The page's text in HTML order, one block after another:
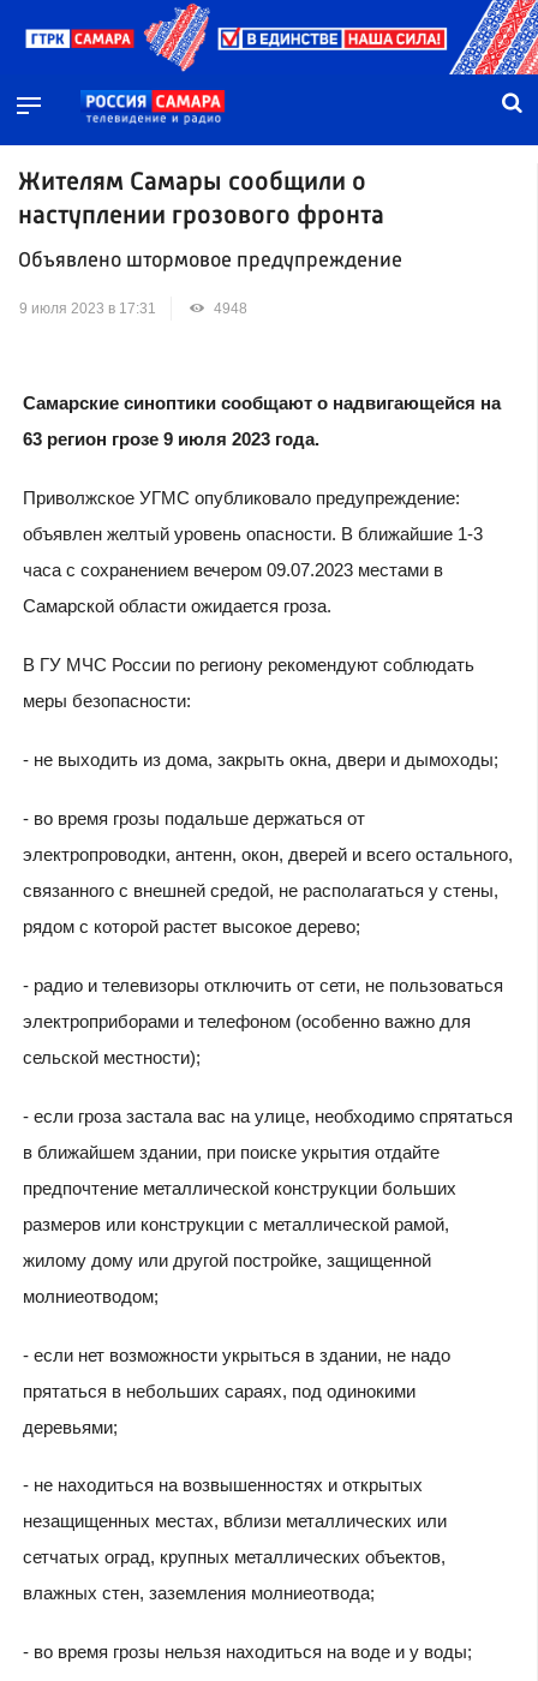
Жителям Самары сообщили о
наступлении грозового фронта
Объявлено штормовое предупреждение
9 июля 2023 в 17:31 4948
Самарские синоптики сообщают о надвигающейся на
63 регион грозе 9 июля 2023 года.
Приволжское УГМС опубликовало предупреждение:
объявлен желтый уровень опасности. В ближайшие 1-3
часа с сохранением вечером 09.07.2023 местами в
Самарской области ожидается гроза.
В ГУ МЧС России по региону рекомендуют соблюдать
меры безопасности:
- не выходить из дома, закрыть окна, двери и дымоходы;
- во время грозы подальше держаться от
электропроводки, антенн, окон, дверей и всего остального,
связанного с внешней средой, не располагаться у стены,
рядом с которой растет высокое дерево;
- радио и телевизоры отключить от сети, не пользоваться
электроприборами и телефоном (особенно важно для
сельской местности);
- если гроза застала вас на улице, необходимо спрятаться
в ближайшем здании, при поиске укрытия отдайте
предпочтение металлической конструкции больших
размеров или конструкции с металлической рамой,
жилому дому или другой постройке, защищенной
молниеотводом;
- если нет возможности укрыться в здании, не надо
прятаться в небольших сараях, под одинокими
деревьями;
- не находиться на возвышенностях и открытых
незащищенных местах, вблизи металлических или
сетчатых оград, крупных металлических объектов,
влажных стен, заземления молниеотвода;
- во время грозы нельзя находиться на воде и у воды;